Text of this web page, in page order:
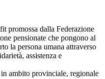
promossa dalla Federazione
pensionate che pongono al
la persona umana attraverso
assistenza e
in ambito provinciale, regionale